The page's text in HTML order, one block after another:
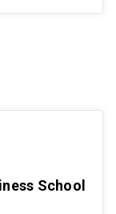
School